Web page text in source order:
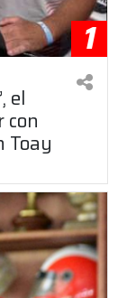
1
el
con
Toay